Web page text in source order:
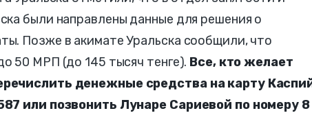
были направлены данные для решения о
Позже в акимате Уральска сообщили, что
50 МРП (до 145 тысяч тенге). Все, кто желает
денежные средства на карту
или позвонить Лунаре Сариевой по номеру 8